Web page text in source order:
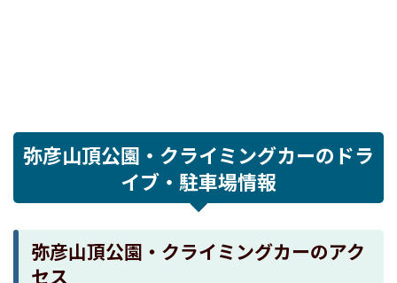
弥彦山頂公園・クライミングカーのドラ
イブ・駐車場情報
弥彦山頂公園・クライミングカーのアク
セス